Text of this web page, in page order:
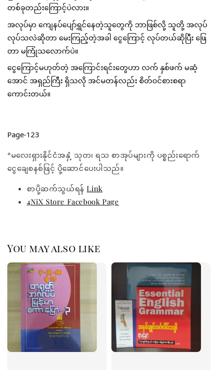
တစ်ခုတည်းကြောင့်ပဲလား။
အလုပ်မှာ ကျေနပ်ပျော်ရွှင်နေတဲ့သူတွေကို ဘာဖြစ်လို့ သူတို့ အလုပ်
လုပ်သလဲဆိုတာ မေးကြည့်တဲ့အခါ ငွေကြောင့် လုပ်တယ်ဆိုပြီး ဖြေ
တာ မကြုံသလောက်ပဲ။
ငွေကြောင့်မဟုတ်တဲ့ အကြောင်းရင်းတွေဟာ လက် နှစ်ဖက် မဆံ့
အောင် အရှည်ကြီး ရှိသလို အင်မတန်လည်း စိတ်ဝင်စားစရာ
ကောင်းတယ်။
Page-123
*မလေးရှားနိုင်ငံအနှံ့ သုတ၊ ရသ စာအုပ်များကို ပစ္စည်းရောက်
ငွေချေစနစ်ဖြင့် ပို့ဆောင်ပေးပါသည်။
စာပို့ဆက်သွယ်ရန်Link
4NiX Store Facebook Page
You may also like